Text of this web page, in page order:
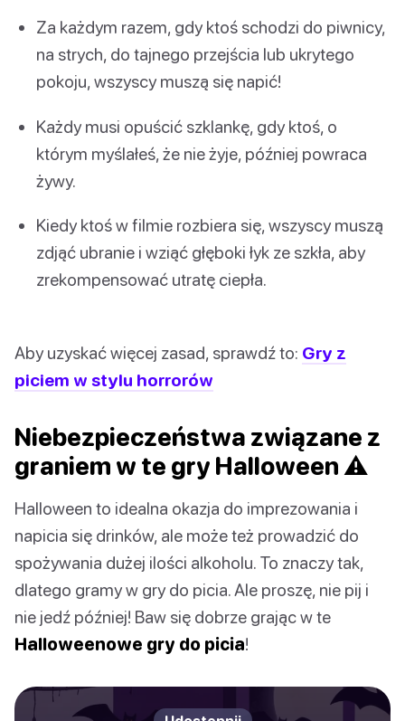
Za każdym razem, gdy ktoś schodzi do piwnicy,
na strych, do tajnego przejścia lub ukrytego
pokoju, wszyscy muszą się napić!
Każdy musi opuścić szklankę, gdy ktoś, o
którym myślałeś, że nie żyje, później powraca
żywy.
Kiedy ktoś w filmie rozbiera się, wszyscy muszą
zdjąć ubranie i wziąć głęboki łyk ze szkła, aby
zrekompensować utratę ciepła.
Aby uzyskać więcej zasad, sprawdź to: Gry z
piciem w stylu horrorów
Niebezpieczeństwa związane z
graniem w te gry Halloween ⚠️
Halloween to idealna okazja do imprezowania i
napicia się drinków, ale może też prowadzić do
spożywania dużej ilości alkoholu. To znaczy tak,
dlatego gramy w gry do picia. Ale proszę, nie pij i
nie jedź później! Baw się dobrze grając w te
Halloweenowe gry do picia!